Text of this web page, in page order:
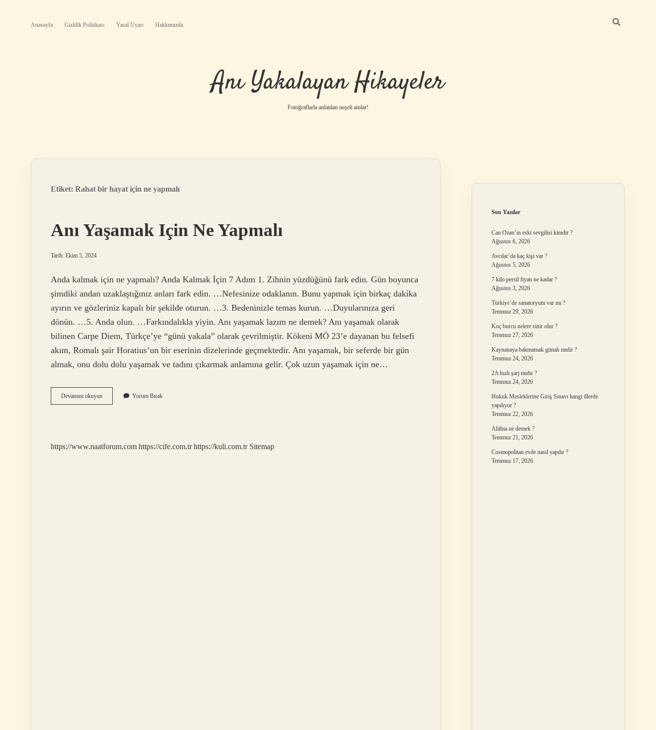
Anasayfa Gizlilik Politikası Yasal Uyarı Hakkımızda
Anı Yakalayan Hikayeler
Fotoğraflarla anlatılan neşeli anılar!
Etiket: Rahat bir hayat için ne yapmalı
Anı Yaşamak Için Ne Yapmalı
Tarih: Ekim 5, 2024
Anda kalmak için ne yapmalı? Anda Kalmak İçin 7 Adım 1. Zihnin yüzdüğünü fark edin. Gün boyunca
şimdiki andan uzaklaştığınız anları fark edin. …Nefesinize odaklanın. Bunu yapmak için birkaç dakika
ayırın ve gözleriniz kapalı bir şekilde oturun. …3. Bedeninizle temas kurun. …Duyularınıza geri
dönün. …5. Anda olun. …Farkındalıkla yiyin. Anı yaşamak lazım ne demek? Anı yaşamak olarak
bilinen Carpe Diem, Türkçe’ye “günü yakala” olarak çevrilmiştir. Kökeni MÖ 23’e dayanan bu felsefi
akım, Romalı şair Horatius’un bir eserinin dizelerinde geçmektedir. Anı yaşamak, bir seferde bir gün
almak, onu dolu dolu yaşamak ve tadını çıkarmak anlamına gelir. Çok uzun yaşamak için ne…
Devamını okuyunAnı
Yaşamak
Yorum Bırak
https://www.naatforum.com https://cife.com.tr https://kuli.com.tr Sitemap
Son Yazılar
Can Ozan’ın eski sevgilisi kimdir ?
Ağustos 6, 2026
Avcılar’da kaç kişi var ?
Ağustos 5, 2026
7 kilo persil fiyatı ne kadar ?
Ağustos 3, 2026
Türkiye’de sanatoryum var mı ?
Temmuz 29, 2026
Koç burcu nelere sinir olur ?
Temmuz 27, 2026
Kaynanaya bakmamak günah mıdır ?
Temmuz 24, 2026
2A hızlı şarj mıdır ?
Temmuz 24, 2026
Hukuk Mesleklerine Giriş Sınavı hangi illerde
yapılıyor ?
Temmuz 22, 2026
Alithia ne demek ?
Temmuz 21, 2026
Cosmopolitan evde nasıl yapılır ?
Temmuz 17, 2026